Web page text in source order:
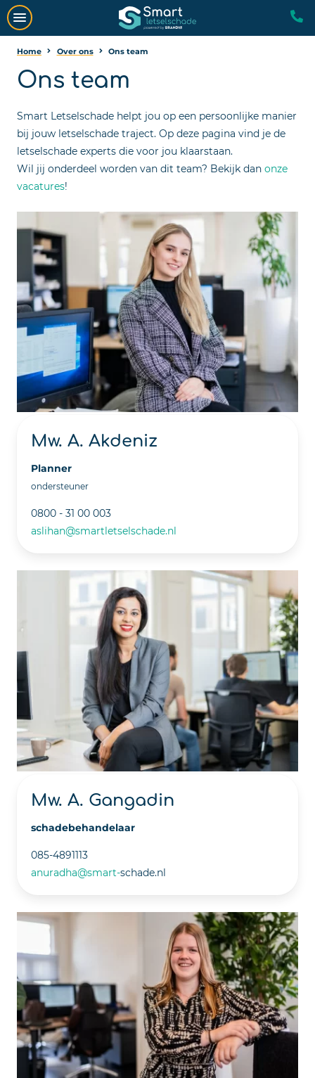
Home Over ons Ons team
Ons team
Smart Letselschade helpt jou op een persoonlijke manier
bij jouw letselschade traject. Op deze pagina vind je de
letselschade experts die voor jou klaarstaan.
Wil jij onderdeel worden van dit team? Bekijk dan onze
vacatures!
Mw. A. Akdeniz
Planner
ondersteuner
0800 - 31 00 003
aslihan@smartletselschade.nl
Mw. A. Gangadin
schadebehandelaar
085-4891113
anuradha@smart-schade.nl